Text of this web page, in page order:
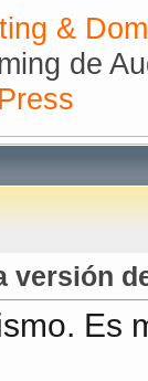
&
de
versión
Es